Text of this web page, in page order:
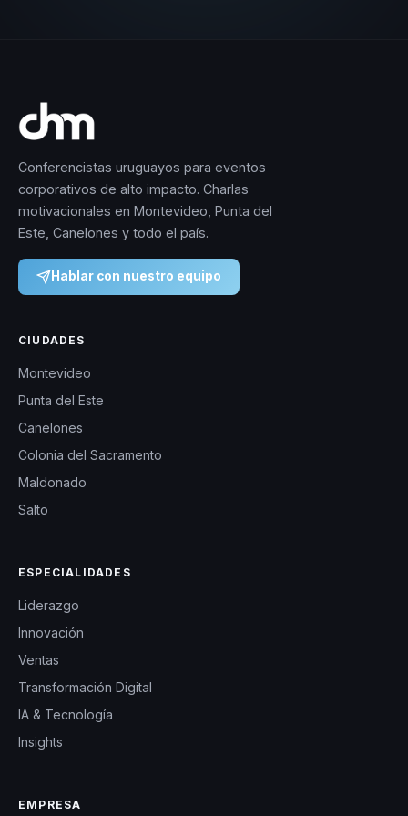
Conferencistas uruguayos para eventos
corporativos de alto impacto. Charlas
motivacionales en Montevideo, Punta del
Este, Canelones y todo el país.
Hablar con nuestro equipo
CIUDADES
Montevideo
Punta del Este
Canelones
Colonia del Sacramento
Maldonado
Salto
ESPECIALIDADES
Liderazgo
Innovación
Ventas
Transformación Digital
IA & Tecnología
Insights
EMPRESA